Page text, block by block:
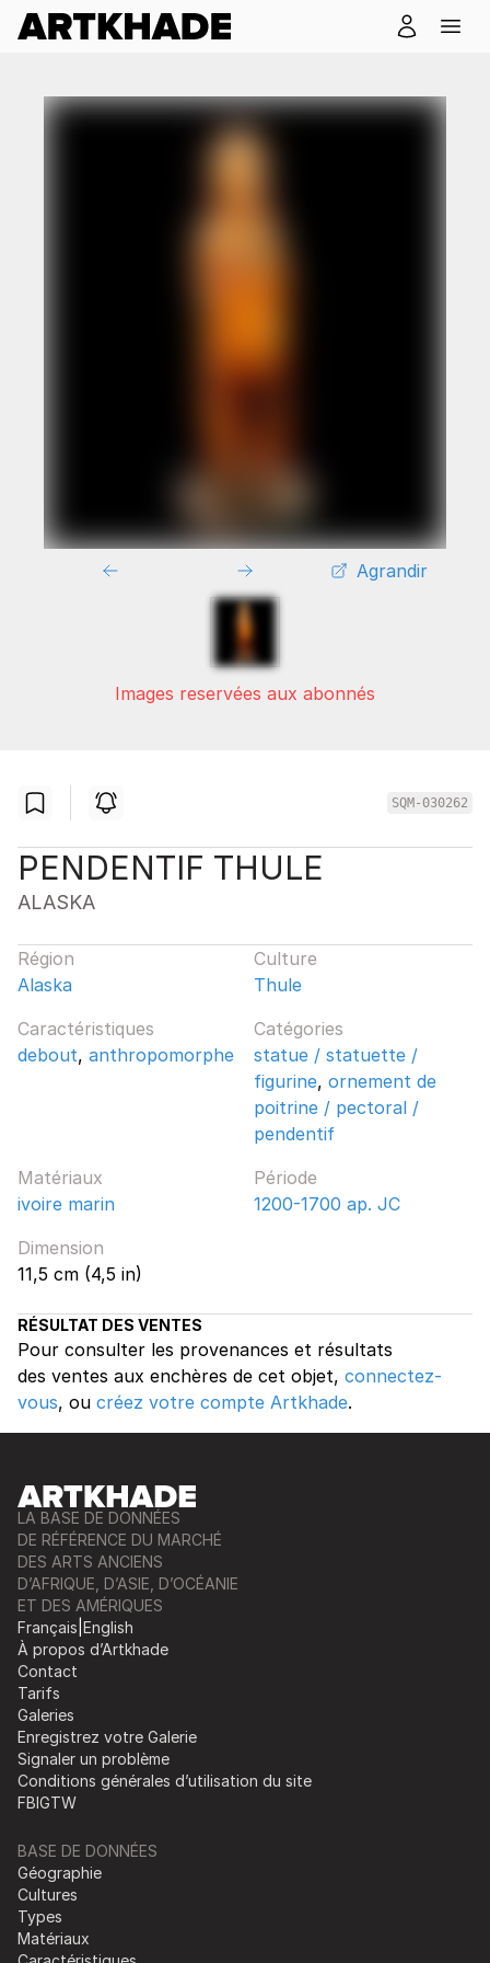
Agrandir
Images reservées aux abonnés
SQM-030262
PENDENTIF THULE
ALASKA
Région
Alaska
Culture
Thule
Caractéristiques
debout, anthropomorphe
Catégories
statue / statuette /
figurine, ornement de
poitrine / pectoral /
pendentif
Matériaux
ivoire marin
Période
1200-1700 ap. JC
Dimension
11,5 cm (4,5 in)
RÉSULTAT DES VENTES
Pour consulter les provenances et résultats
des ventes aux enchères de cet objet, connectez-
vous, ou créez votre compte Artkhade.
LA BASE DE DONNÉES
DE RÉFÉRENCE DU MARCHÉ
DES ARTS ANCIENS
D’AFRIQUE, D’ASIE, D’OCÉANIE
ET DES AMÉRIQUES
Français English
À propos d’Artkhade
Contact
Tarifs
Galeries
Enregistrez votre Galerie
Signaler un problème
Conditions générales d’utilisation du site
FBIGTW
BASE DE DONNÉES
Géographie
Cultures
Types
Matériaux